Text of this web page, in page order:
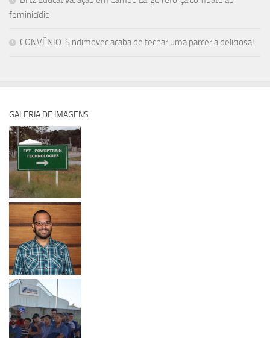
feminicídio
CONVÊNIO: Sindimovec acaba de fechar uma parceria deliciosa!
GALERIA DE IMAGENS